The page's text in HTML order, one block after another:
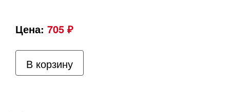
Цена: 705 ₽
В корзину